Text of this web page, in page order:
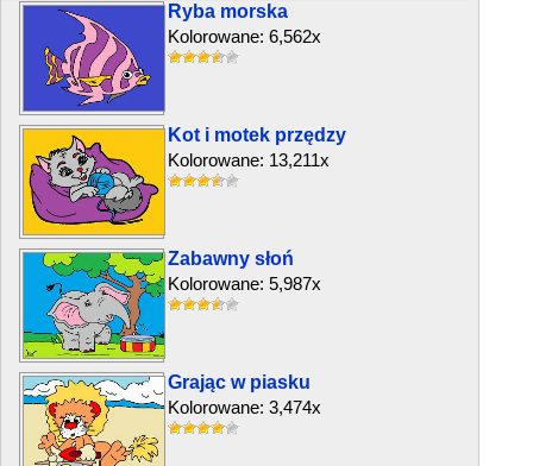
Ryba morska
Kolorowane: 6,562x
Kot i motek przędzy
Kolorowane: 13,211x
Zabawny słoń
Kolorowane: 5,987x
Grając w piasku
Kolorowane: 3,474x